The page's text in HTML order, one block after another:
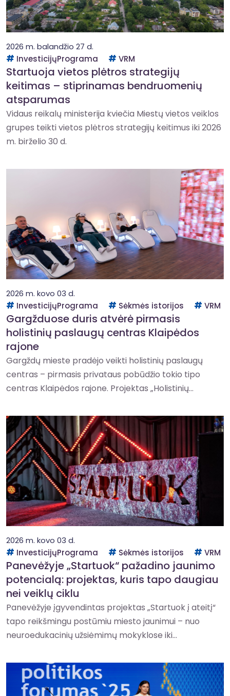
2026 m. balandžio 27 d.
InvesticijųPrograma
VRM
Startuoja vietos plėtros strategijų
keitimas – stiprinamas bendruomenių
atsparumas
Vidaus reikalų ministerija kviečia Miestų vietos veiklos
grupes teikti vietos plėtros strategijų keitimus iki 2026
m. birželio 30 d.
2026 m. kovo 03 d.
InvesticijųPrograma
Sėkmės istorijos VRM
Gargžduose duris atvėrė pirmasis
holistinių paslaugų centras Klaipėdos
rajone
Gargždų mieste pradėjo veikti holistinių paslaugų
centras – pirmasis privataus pobūdžio tokio tipo
centras Klaipėdos rajone. Projektas „Holistinių...
2026 m. kovo 03 d.
InvesticijųPrograma
Sėkmės istorijos VRM
Panevėžyje „Startuok“ pažadino jaunimo
potencialą: projektas, kuris tapo daugiau
nei veiklų ciklu
Panevėžyje įgyvendintas projektas „Startuok į ateitį“
tapo reikšmingu postūmiu miesto jaunimui – nuo
neuroedukacinių užsiėmimų mokyklose iki...